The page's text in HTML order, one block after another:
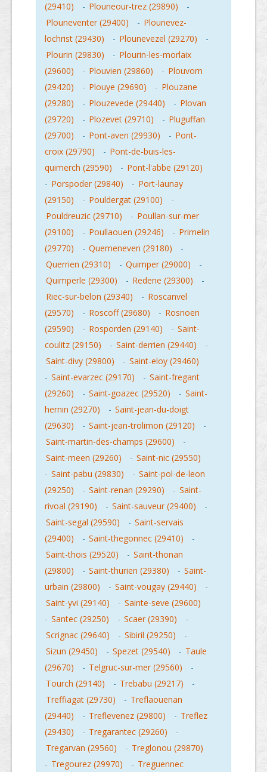
(29410)
- Plouneour-trez (29890)
-
Plouneventer (29400)
- Plounevez-
lochrist (29430)
- Plounevezel (29270)
-
Plourin (29830)
- Plourin-les-morlaix
(29600)
- Plouvien (29860) - Plouvorn
(29420)
- Plouye (29690) - Plouzane
(29280)
- Plouzevede (29440) - Plovan
(29720)
- Plozevet (29710) - Pluguffan
(29700)
- Pont-aven (29930) - Pont-
croix (29790)
- Pont-de-buis-les-
quimerch (29590)
- Pont-l'abbe (29120)
- Porspoder (29840) - Port-launay
(29150)
- Pouldergat (29100)
-
Pouldreuzic (29710)
- Poullan-sur-mer
(29100)
- Poullaouen (29246) - Primelin
(29770)
- Quemeneven (29180)
-
Querrien (29310)
- Quimper (29000)
-
Quimperle (29300)
- Redene (29300)
-
Riec-sur-belon (29340)
- Roscanvel
(29570)
- Roscoff (29680) - Rosnoen
(29590)
- Rosporden (29140) - Saint-
coulitz (29150)
- Saint-derrien (29440)
-
Saint-divy (29800)
- Saint-eloy (29460)
- Saint-evarzec (29170) - Saint-fregant
(29260)
- Saint-goazec (29520) - Saint-
hernin (29270)
- Saint-jean-du-doigt
(29630)
- Saint-jean-trolimon (29120)
-
Saint-martin-des-champs (29600)
-
Saint-meen (29260)
- Saint-nic (29550)
- Saint-pabu (29830) - Saint-pol-de-leon
(29250)
- Saint-renan (29290) - Saint-
rivoal (29190)
- Saint-sauveur (29400)
-
Saint-segal (29590)
- Saint-servais
(29400)
- Saint-thegonnec (29410)
-
Saint-thois (29520)
- Saint-thonan
(29800)
- Saint-thurien (29380) - Saint-
urbain (29800)
- Saint-vougay (29440)
-
Saint-yvi (29140)
- Sainte-seve (29600)
- Santec (29250) - Scaer (29390)
-
Scrignac (29640)
- Sibiril (29250)
-
Sizun (29450)
- Spezet (29540) - Taule
(29670)
- Telgruc-sur-mer (29560)
-
Tourch (29140)
- Trebabu (29217)
-
Treffiagat (29730)
- Treflaouenan
(29440)
- Treflevenez (29800) - Treflez
(29430)
- Tregarantec (29260)
-
Tregarvan (29560)
- Treglonou (29870)
- Tregourez (29970) - Treguennec